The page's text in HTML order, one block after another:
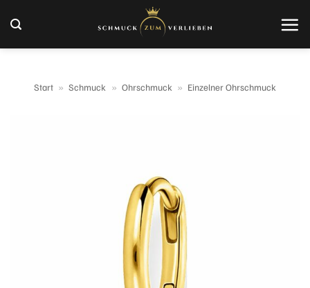
Inhalt
springen
Start » Schmuck » Ohrschmuck » Einzelner Ohrschmuck